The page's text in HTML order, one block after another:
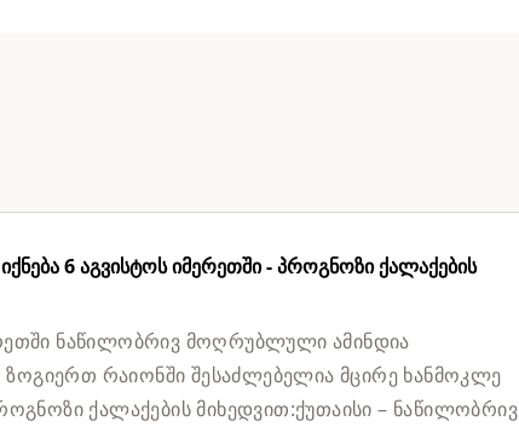
6 აგვისტოს იმერეთში - პროგნოზი ქალაქების
ნაწილობრივ მოღრუბლული ამინდია
რაიონში შესაძლებელია მცირე ხანმოკლე
ქალაქების მიხედვით:ქუთაისი – ნაწილობრივ